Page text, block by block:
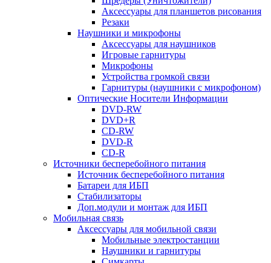
Аксессуары для планшетов рисования
Резаки
Наушники и микрофоны
Аксессуары для наушников
Игровые гарнитуры
Микрофоны
Устройства громкой связи
Гарнитуры (наушники с микрофоном)
Оптические Носители Информации
DVD-RW
DVD+R
CD-RW
DVD-R
CD-R
Источники бесперебойного питания
Источник бесперебойного питания
Батареи для ИБП
Стабилизаторы
Доп.модули и монтаж для ИБП
Мобильная связь
Аксессуары для мобильной связи
Мобильные электростанции
Наушники и гарнитуры